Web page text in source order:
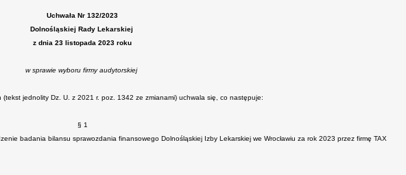
Uchwała Nr 132/2023
Dolnośląskiej Rady Lekarskiej
z dnia 23 listopada 2023 roku
w sprawie wyboru firmy audytorskiej
jednolity Dz. U. z 2021 r. poz. 1342 ze zmianami) uchwala się, co następuje:
§ 1
badania bilansu sprawozdania finansowego Dolnośląskiej Izby Lekarskiej we Wrocławiu za rok 2023 przez firmę TAX